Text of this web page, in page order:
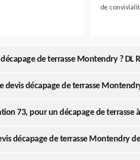
de
de terrasse Montendry ? DL
décapage de terrasse
73, pour un décapage de terrasse
décapage de terrasse Montendry